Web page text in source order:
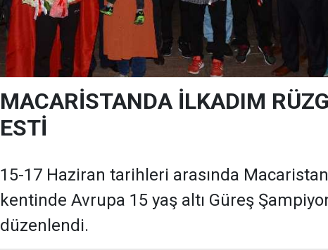
MACARİSTANDA İLKADIM
ESTİ
15-17 Haziran tarihleri arasında
kentinde Avrupa 15 yaş altı Güreş
düzenlendi.